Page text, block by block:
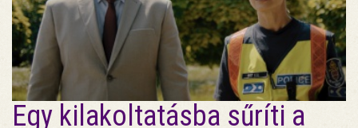
Egy kilakoltatásba sűríti a